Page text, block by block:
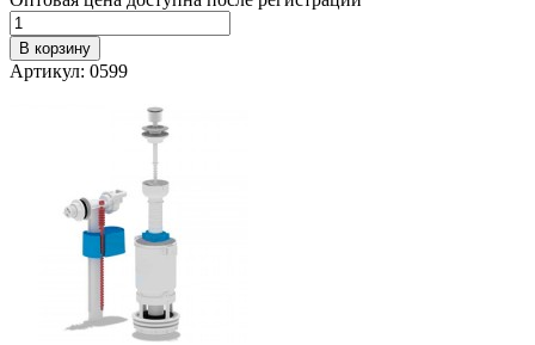
В корзину
Артикул: 0599